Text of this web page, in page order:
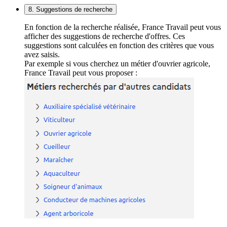
8. Suggestions de recherche
En fonction de la recherche réalisée, France Travail peut vous
afficher des suggestions de recherche d'offres. Ces
suggestions sont calculées en fonction des critères que vous
avez saisis.
Par exemple si vous cherchez un métier d'ouvrier agricole,
France Travail peut vous proposer :